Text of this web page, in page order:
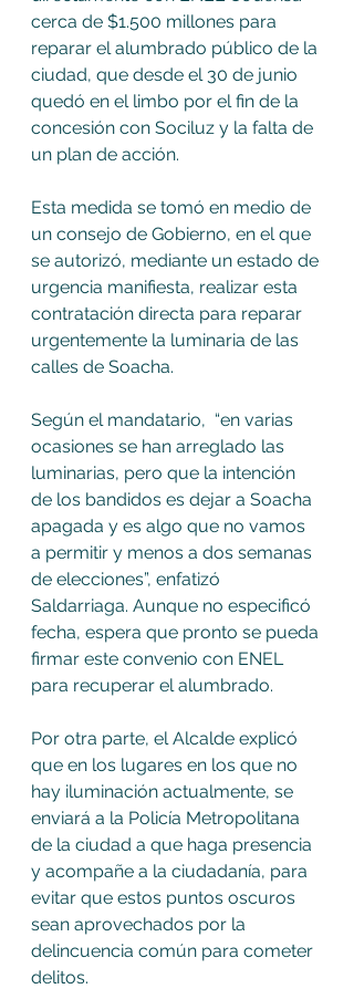
cerca de $1.500 millones para
reparar el alumbrado público de la
ciudad, que desde el 30 de junio
quedó en el limbo por el fin de la
concesión con Sociluz y la falta de
un plan de acción.
Esta medida se tomó en medio de
un consejo de Gobierno, en el que
se autorizó, mediante un estado de
urgencia manifiesta, realizar esta
contratación directa para reparar
urgentemente la luminaria de las
calles de Soacha.
Según el mandatario,  “en varias
ocasiones se han arreglado las
luminarias, pero que la intención
de los bandidos es dejar a Soacha
apagada y es algo que no vamos
a permitir y menos a dos semanas
de elecciones”, enfatizó
Saldarriaga. Aunque no especificó
fecha, espera que pronto se pueda
firmar este convenio con ENEL
para recuperar el alumbrado.
Por otra parte, el Alcalde explicó
que en los lugares en los que no
hay iluminación actualmente, se
enviará a la Policía Metropolitana
de la ciudad a que haga presencia
y acompañe a la ciudadanía, para
evitar que estos puntos oscuros
sean aprovechados por la
delincuencia común para cometer
delitos.